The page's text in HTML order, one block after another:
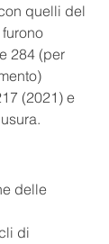
quelli del
284 (per
(2021) e
delle
di